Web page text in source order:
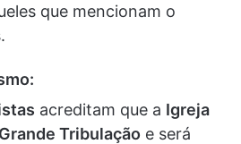
que mencionam o
acreditam que a Igreja
Tribulação e será